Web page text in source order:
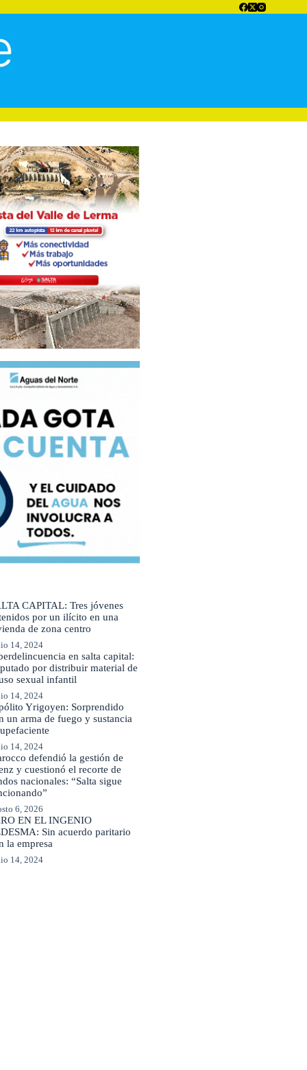
CAPITAL: Tres jóvenes
por un ilícito en una
de zona centro
14, 2024
en salta capital:
por distribuir material de
sexual infantil
14, 2024
Yrigoyen: Sorprendido
un arma de fuego y sustancia
14, 2024
defendió la gestión de
y cuestionó el recorte de
nacionales: “Salta sigue
6, 2026
EN EL INGENIO
Sin acuerdo paritario
la empresa
14, 2024